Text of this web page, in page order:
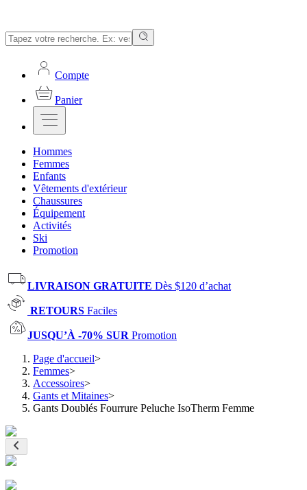
Compte
Panier
Hommes
Femmes
Enfants
Vêtements d'extérieur
Chaussures
Équipement
Activités
Ski
Promotion
LIVRAISON GRATUITE Dès $120 d’achat
RETOURS Faciles
JUSQU’À -70% SUR Promotion
Page d'accueil>
Femmes>
Accessoires>
Gants et Mitaines>
Gants Doublés Fourrure Peluche IsoTherm Femme